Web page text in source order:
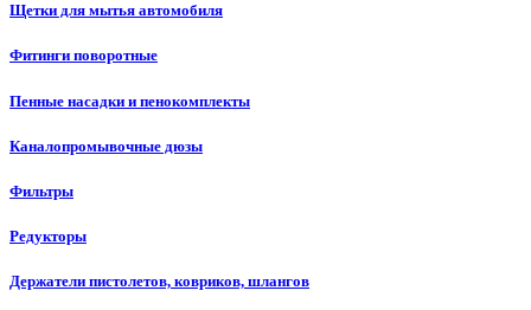
Щетки для мытья автомобиля
Фитинги поворотные
Пенные насадки и пенокомплекты
Каналопромывочные дюзы
Фильтры
Редукторы
Держатели пистолетов, ковриков, шлангов